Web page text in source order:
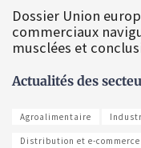
Dossier Union
commerciaux
musclées et
Actualités des
Agroalimentaire
Distribution et e-commerce